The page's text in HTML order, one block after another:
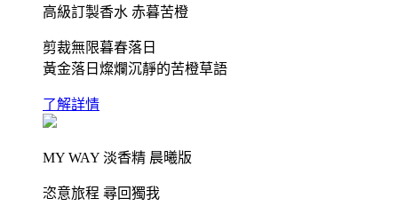
高級訂製香水 赤暮苦橙
剪裁無限暮春落日
黃金落日燦爛沉靜的苦橙草語
了解詳情
MY WAY 淡香精 晨曦版
恣意旅程 尋回獨我